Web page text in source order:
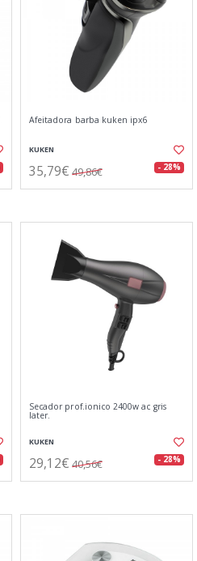
Afeitadora barba kuken ipx6
KUKEN
35,79€ 49,86€ - 28%
Secador prof.ionico 2400w ac gris
later.
KUKEN
29,12€ 40,56€ - 28%